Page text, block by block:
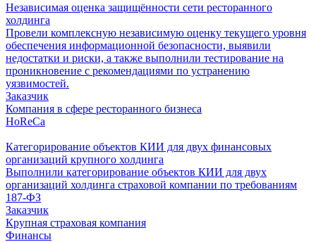
Независимая оценка защищённости сети ресторанного
холдинга
Провели комплексную независимую оценку текущего уровня
обеспечения информационной безопасности, выявили
недостатки и риски, а также выполнили тестирование на
проникновение с рекомендациями по устранению
уязвимостей.
Заказчик
Компания в сфере ресторанного бизнеса
HoReCa
Категорирование объектов КИИ для двух финансовых
организаций крупного холдинга
Выполнили категорирование объектов КИИ для двух
организаций холдинга страховой компании по требованиям
187-ФЗ
Заказчик
Крупная страховая компания
Финансы